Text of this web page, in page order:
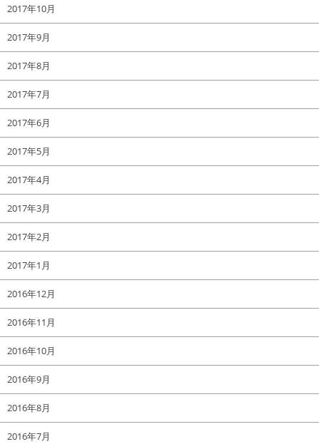
2017年10月
2017年9月
2017年8月
2017年7月
2017年6月
2017年5月
2017年4月
2017年3月
2017年2月
2017年1月
2016年12月
2016年11月
2016年10月
2016年9月
2016年8月
2016年7月